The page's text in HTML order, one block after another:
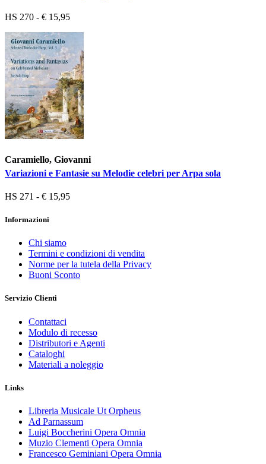
HS 270 - € 15,95
Caramiello, Giovanni
Variazioni e Fantasie su Melodie celebri per Arpa sola
HS 271 - € 15,95
Informazioni
Chi siamo
Termini e condizioni di vendita
Norme per la tutela della Privacy
Buoni Sconto
Servizio Clienti
Contattaci
Modulo di recesso
Distributori e Agenti
Cataloghi
Materiali a noleggio
Links
Libreria Musicale Ut Orpheus
Ad Parnassum
Luigi Boccherini Opera Omnia
Muzio Clementi Opera Omnia
Francesco Geminiani Opera Omnia